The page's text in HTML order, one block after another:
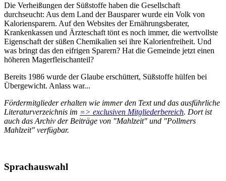
Die Verheißungen der Süßstoffe haben die Gesellschaft
durchseucht: Aus dem Land der Bausparer wurde ein Volk von
Kaloriensparern. Auf den Websites der Ernährungsberater,
Krankenkassen und Ärzteschaft tönt es noch immer, die wertvollste
Eigenschaft der süßen Chemikalien sei ihre Kalorienfreiheit. Und
was bringt das den eifrigen Sparern? Hat die Gemeinde jetzt einen
höheren Magerfleischanteil?
Bereits 1986 wurde der Glaube erschüttert, Süßstoffe hülfen bei
Übergewicht. Anlass war...
Fördermitglieder erhalten wie immer den Text und das ausführliche
Literaturverzeichnis im => exclusiven Mitgliederbereich. Dort ist
auch das Archiv der Beiträge von "Mahlzeit" und "Pollmers
Mahlzeit" verfügbar.
Sprachauswahl